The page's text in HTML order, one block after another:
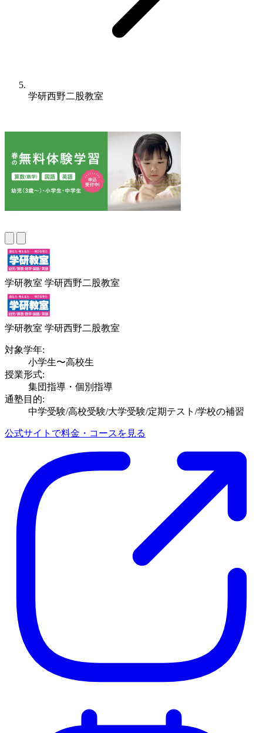
学研西野二股教室
学研教室 学研西野二股教室
学研教室 学研西野二股教室
対象学年:
小学生〜高校生
授業形式:
集団指導・個別指導
通塾目的:
中学受験/高校受験/大学受験/定期テスト/学校の補習
公式サイトで料金・コースを見る